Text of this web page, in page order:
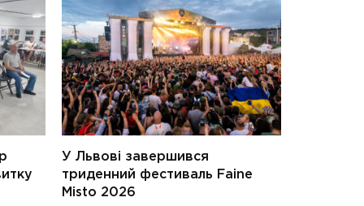
У Львові завершився
триденний фестиваль Faine
Misto 2026